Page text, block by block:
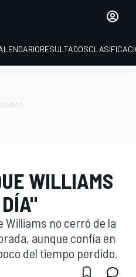
RESULTADOS
WILLIAMS
Williams no cerró de la
aunque confía en
del tiempo perdido.